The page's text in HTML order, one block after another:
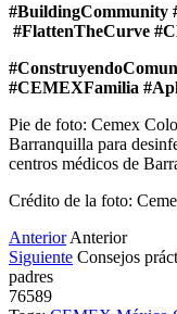
#BuildingCommunity
#FlattenTheCurve
#CEMEXFamilia
Pie de foto: Cemex
Barranquilla para
centros médicos de
Crédito de la foto:
Anterior Anterior
Siguiente Consejos
padres
76589